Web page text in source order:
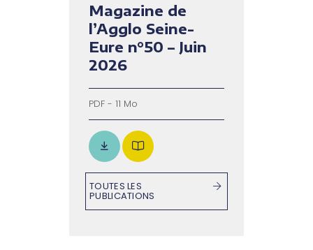
Magazine de
l’Agglo Seine-
Eure n°50 – Juin
2026
PDF - 11 Mo
TOUTES LES
PUBLICATIONS